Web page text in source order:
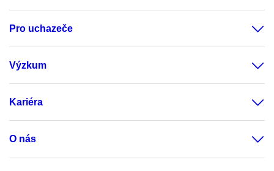
Pro uchazeče
Výzkum
Kariéra
O nás